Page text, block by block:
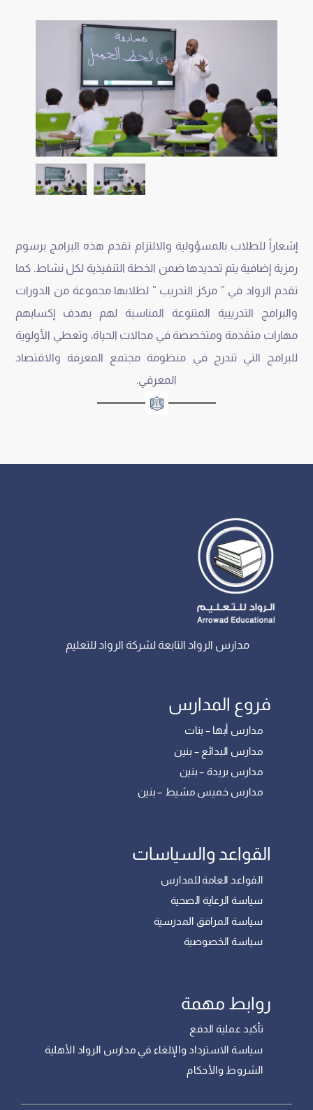
إشعاراً للطلاب بالمسؤولية والالتزام تقدم هذه البرامج برسوم
رمزية إضافية يتم تحديدها ضمن الخطة التنفيذية لكل نشاط. كما
تقدم الرواد في ” مركز التدريب ” لطلابها مجموعة من الدورات
والبرامج التدريبية المتنوعة المناسبة لهم بهدف إكسابهم
مهارات متقدمة ومتخصصة في مجالات الحياة، وتعطي الأولوية
للبرامج التي تندرج في منظومة مجتمع المعرفة والاقتصاد
المعرفي.
مدارس الرواد التابعة لشركة الرواد للتعليم
فروع المدارس
مدارس أبها – بنات
مدارس البدائع – بنين
مدارس بريدة – بنين
مدارس خميس مشيط – بنين
القواعد والسياسات
القواعد العامة للمدارس
سياسة الرعاية الصحية
سياسة المرافق المدرسية
سياسة الخصوصية
روابط مهمة
تأكيد عملية الدفع
سياسة الاسترداد والإلغاء في مدارس الرواد الأهلية
الشروط والأحكام